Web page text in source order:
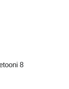
8